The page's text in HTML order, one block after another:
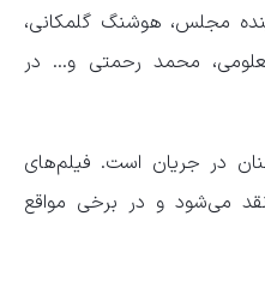
مجلس، هوشنگ گلمکانی،
محمد رحمتی و… در
در جریان است. فیلم‌های
می‌شود و در برخی مواقع